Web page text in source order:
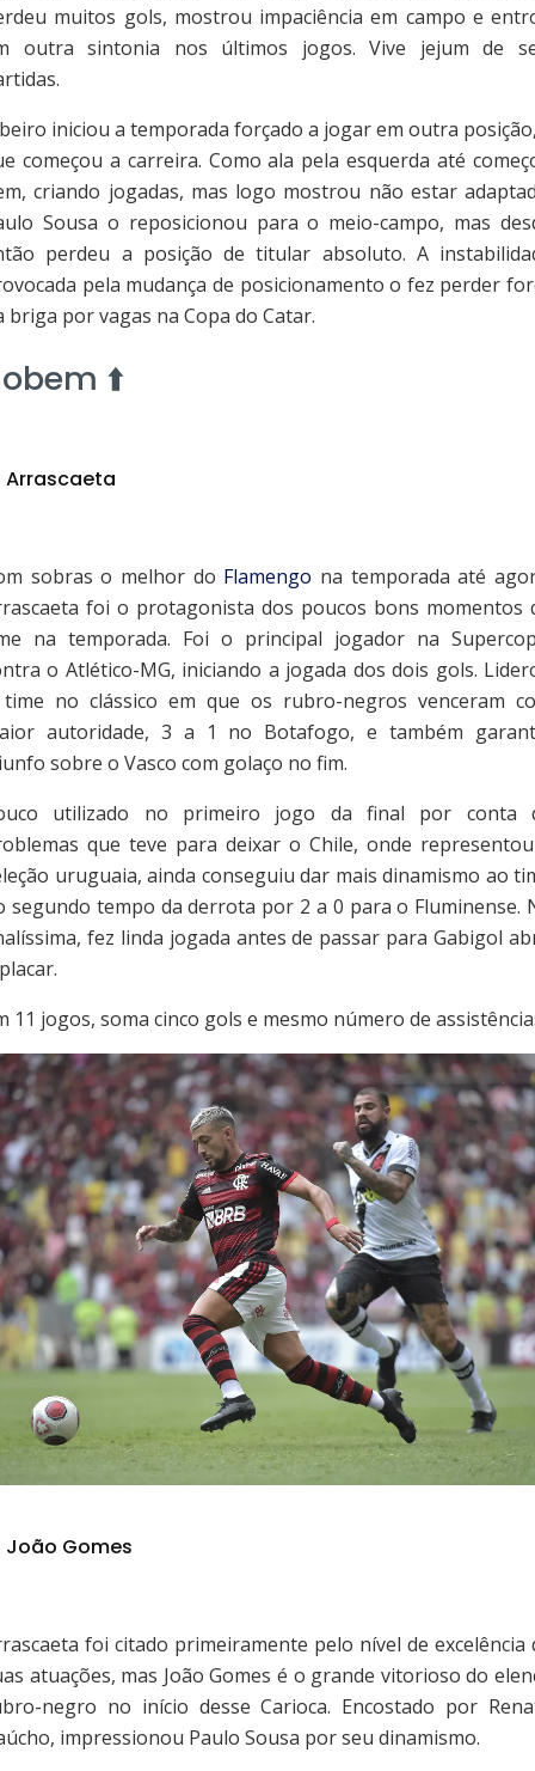
muitos gols, mostrou impaciência em campo e
outra sintonia nos últimos jogos. Vive jejum de
iniciou a temporada forçado a jogar em outra
começou a carreira. Como ala pela esquerda até
criando jogadas, mas logo mostrou não estar
Sousa o reposicionou para o meio-campo, mas
perdeu a posição de titular absoluto. A
pela mudança de posicionamento o fez perder
briga por vagas na Copa do Catar.
⬆️
Arrascaeta
sobras o melhor do Flamengo na temporada até
foi o protagonista dos poucos bons momentos
na temporada. Foi o principal jogador na
o Atlético-MG, iniciando a jogada dos dois gols.
no clássico em que os rubro-negros venceram
autoridade, 3 a 1 no Botafogo, e também
sobre o Vasco com golaço no fim.
utilizado no primeiro jogo da final por conta
que teve para deixar o Chile, onde
uruguaia, ainda conseguiu dar mais dinamismo ao
segundo tempo da derrota por 2 a 0 para o Fluminense.
fez linda jogada antes de passar para Gabigol
11 jogos, soma cinco gols e mesmo número de
João Gomes
foi citado primeiramente pelo nível de excelência
atuações, mas João Gomes é o grande vitorioso do
negro no início desse Carioca. Encostado por
impressionou Paulo Sousa por seu dinamismo.